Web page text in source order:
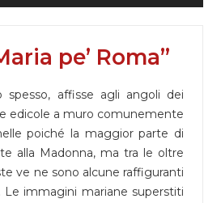
pe’ Roma”
spesso, affisse agli angoli dei
edicole a muro comunemente
poiché la maggior parte di
alla Madonna, ma tra le oltre
ve ne sono alcune raffiguranti
Le immagini mariane superstiti